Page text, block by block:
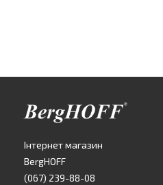
Інтернет магазин
BergHOFF
(067) 239-88-08